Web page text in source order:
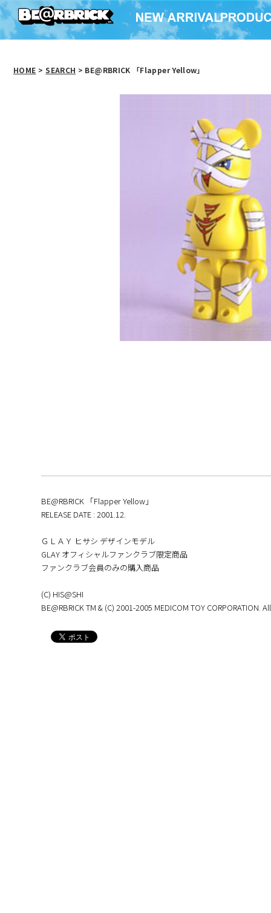
HOME > SEARCH > BE@RBRICK 「Flapper Yellow」
BE@RBRICK 「Flapper Yellow」
RELEASE DATE : 2001.12.
ＧＬＡＹ ヒサシ デザインモデル
GLAY オフィシャルファンクラブ限定商品
ファンクラブ会員のみの購入商品
(C) HIS@SHI
BE@RBRICK TM & (C) 2001-2005 MEDICOM TOY CORPORATION.